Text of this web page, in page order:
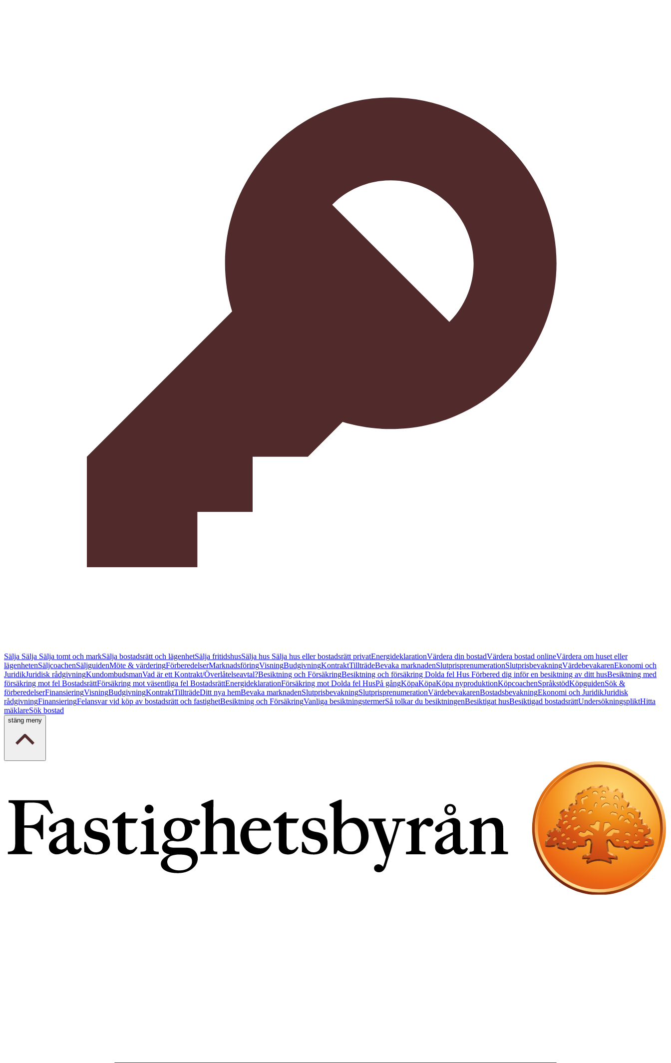
Sälja Sälja Sälja tomt och markSälja bostadsrätt och lägenhetSälja fritidshusSälja hus Sälja hus eller bostadsrätt privatEnergideklarationVärdera din bostadVärdera bostad onlineVärdera om huset eller
lägenhetenSäljcoachenSäljguidenMöte & värderingFörberedelserMarknadsföringVisningBudgivningKontraktTillträdeBevaka marknadenSlutprisprenumerationSlutprisbevakningVärdebevakarenEkonomi och
JuridikJuridisk rådgivningKundombudsmanVad är ett Kontrakt/Överlåtelseavtal?Besiktning och FörsäkringBesiktning och försäkring Dolda fel Hus Förbered dig inför en besiktning av ditt husBesiktning med
försäkring mot fel BostadsrättFörsäkring mot väsentliga fel BostadsrättEnergideklarationFörsäkring mot Dolda fel HusPå gångKöpaKöpaKöpa nyproduktionKöpcoachenSpråkstödKöpguidenSök &
förberedelserFinansieringVisningBudgivningKontraktTillträdeDitt nya hemBevaka marknadenSlutprisbevakningSlutprisprenumerationVärdebevakarenBostadsbevakningEkonomi och JuridikJuridisk
rådgivningFinansieringFelansvar vid köp av bostadsrätt och fastighetBesiktning och FörsäkringVanliga besiktningstermerSå tolkar du besiktningenBesiktigat husBesiktigad bostadsrättUndersökningspliktHitta
mäklareSök bostad
stäng meny